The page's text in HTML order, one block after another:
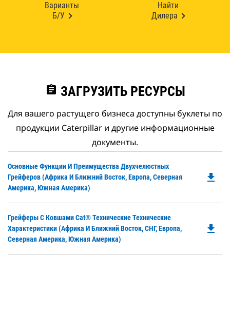
Варианты
Б/У
Найти
Дилера
assignment ЗАГРУЗИТЬ РЕСУРСЫ
Для вашего растущего бизнеса доступны буклеты по
продукции Caterpillar и другие информационные
документы.
Основные Функции И Преимущества Двухчелюстных
Грейферов (Африка И Ближний Восток, Европа, Северная
Америка, Южная Америка)
file_download
Грейферы С Ковшами Cat® Технические Технические
Характеристики (Африка И Ближний Восток, СНГ, Европа,
Северная Америка, Южная Америка)
file_download